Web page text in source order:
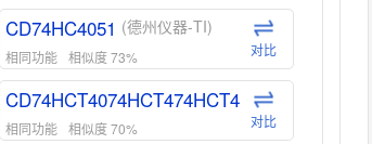
CD74HC4051 (德州仪器-TI)
相同功能 相似度 73% 对比
CD74HCT4074HCT474HCT4 (德州仪器-TI)
相同功能 相似度 70% 对比